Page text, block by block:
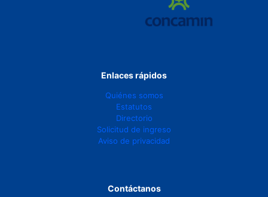
Enlaces rápidos
Quiénes somos
Estatutos
Directorio
Solicitud de ingreso
Aviso de privacidad
Contáctanos